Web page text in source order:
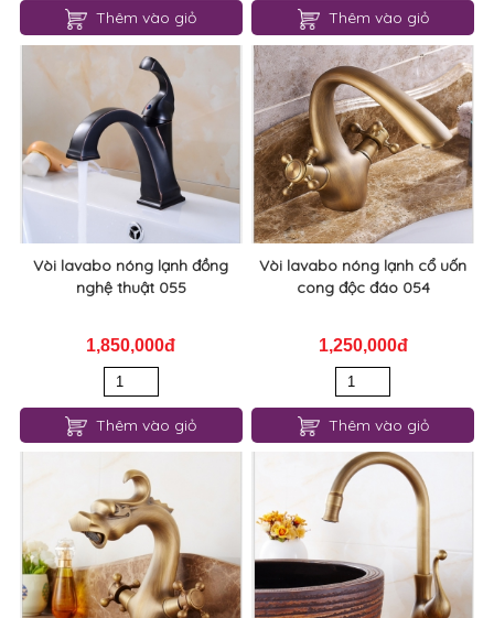
Vòi Lavabo Nóng Lạnh Inox
Hiện Đại 057
3,020,000đ
1,600,000đ
Thêm vào giỏ
Vòi Nước Lavabo Nóng Lạnh
Sơn Tĩnh Điện 056
1,920,000đ
1,000,000đ
Thêm vào giỏ
Vòi lavabo nóng lạnh đồng
nghệ thuật 055
1,850,000đ
Thêm vào giỏ
Vòi lavabo nóng lạnh cổ uốn
cong độc đáo 054
1,250,000đ
Thêm vào giỏ